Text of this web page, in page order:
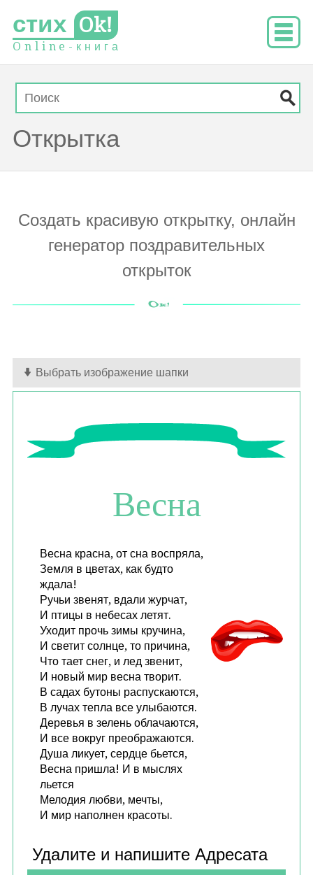
стих Ok!
O n l i n e - к н и г а
Открытка
Создать красивую открытку, онлайн
генератор поздравительных
открыток
Выбрать изображение шапки
Весна
Весна красна, от сна воспряла,
Земля в цветах, как будто
ждала!
Ручьи звенят, вдали журчат,
И птицы в небесах летят.
Уходит прочь зимы кручина,
И светит солнце, то причина,
Что тает снег, и лед звенит,
И новый мир весна творит.
В садах бутоны распускаются,
В лучах тепла все улыбаются.
Деревья в зелень облачаются,
И все вокруг преображаются.
Душа ликует, сердце бьется,
Весна пришла! И в мыслях
льется
Мелодия любви, мечты,
И мир наполнен красоты.